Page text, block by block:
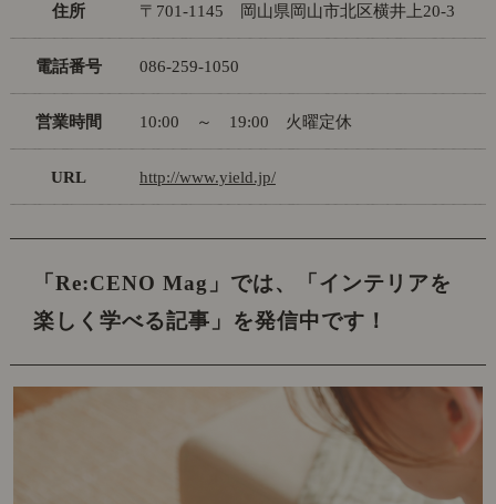
住所 〒701-1145 岡山県岡山市北区横井上20-3
電話番号 086-259-1050
営業時間 10:00 ～ 19:00 火曜定休
URL http://www.yield.jp/
「Re:CENO Mag」では、
「インテリアを
楽しく学べる記事」を発信中です！